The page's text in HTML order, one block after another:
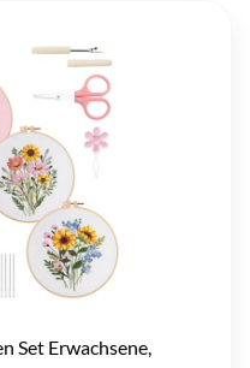
Set Erwachsene,